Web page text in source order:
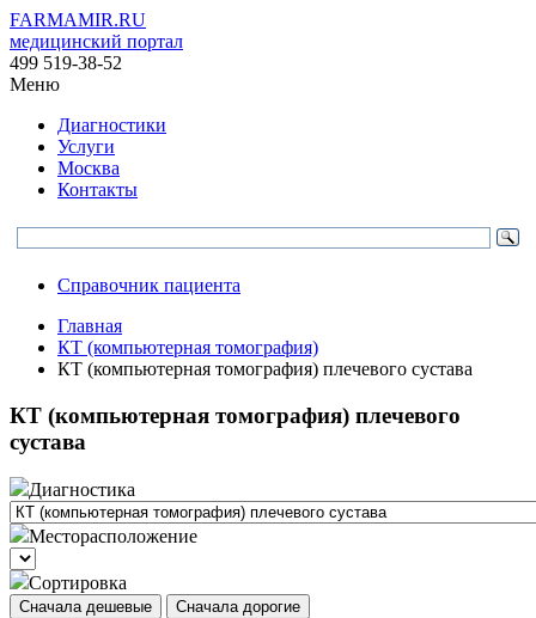
FARMAMIR.RU
медицинский портал
499 519-38-52
Меню
Диагностики
Услуги
Москва
Контакты
Справочник пациента
Главная
КТ (компьютерная томография)
КТ (компьютерная томография) плечевого сустава
КТ (компьютерная томография) плечевого
сустава
Диагностика
Месторасположение
Сортировка
Сначала дешевые
Сначала дорогие